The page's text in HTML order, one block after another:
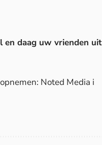
en daag uw vrienden
Noted Media i